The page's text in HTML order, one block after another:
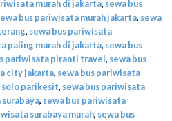
murah di jakarta, sewa bus
bus pariwisata murah jakarta, sewa
, sewa bus pariwisata
paling murah di jakarta, sewa bus
pariwisata piranti travel, sewa bus
city jakarta, sewa bus pariwisata
solo parikesit, sewa bus pariwisata
, sewa bus pariwisata
surabaya murah, sewa bus